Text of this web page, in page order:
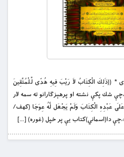
((ذَلِكَ الْكِتَابُ لاَ رَيْبَ فِيهِ هُدًى لِّلْمُتَّقِينَ
شك پكې نشته او پرهېزګارانو ته سمه لار
عَبْدِهِ الْكِتَابَ وَلَمْ يَجْعَل لَّهُ عِوَجَا (کهف/